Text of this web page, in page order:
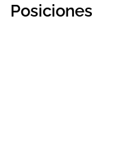
Posiciones